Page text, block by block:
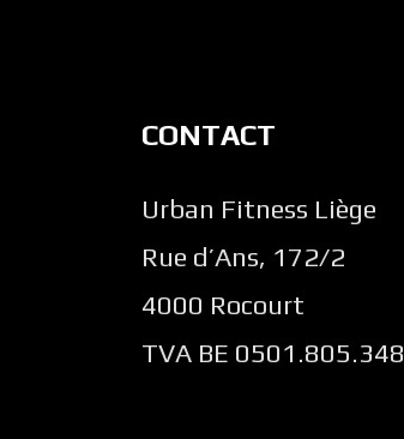
CONTACT
Urban Fitness Liège
Rue d’Ans, 172/2
4000 Rocourt
TVA BE 0501.805.348